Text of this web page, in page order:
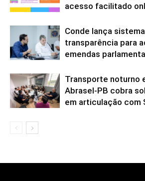
acesso facilitado
Conde lança
transparência para
emendas
Transporte noturno
Abrasel-PB cobra
em articulação com